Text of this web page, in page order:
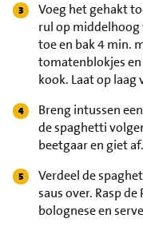
Voeg het gehakt
rul op middelhoog
toe en bak 4 min.
tomatenblokjes
kook. Laat op laag
Breng intussen
de spaghetti
beetgaar en giet af.
Verdeel de
saus over. Rasp
bolognese en